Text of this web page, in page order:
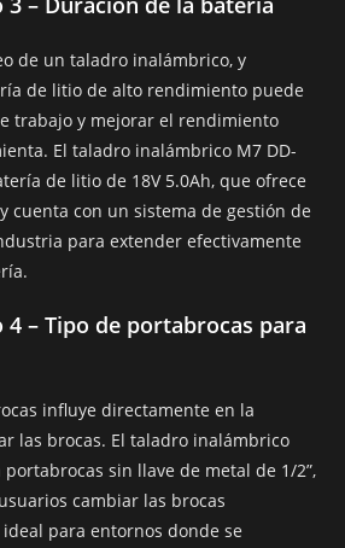
de un taladro inalámbrico, y
de litio de alto rendimiento puede
trabajo y mejorar el rendimiento
El taladro inalámbrico M7 DD-
de litio de 18V 5.0Ah, que ofrece
cuenta con un sistema de gestión de
para extender efectivamente
4 – Tipo de portabrocas para
influye directamente en la
las brocas. El taladro inalámbrico
sin llave de metal de 1/2”,
cambiar las brocas
para entornos donde se